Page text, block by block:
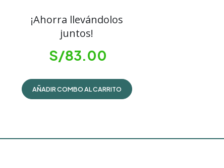
¡Ahorra llevándolos
juntos!
S/83.00
AÑADIR COMBO AL CARRITO